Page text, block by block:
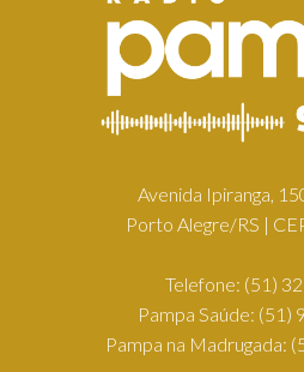
Avenida Ipiranga,
Porto Alegre/RS |
Telefone: (51)
Pampa Saúde: (51)
Pampa na Madrugada: